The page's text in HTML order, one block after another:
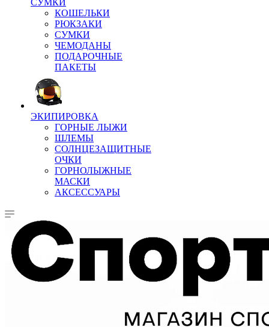
СУМКИ
КОШЕЛЬКИ
РЮКЗАКИ
СУМКИ
ЧЕМОДАНЫ
ПОДАРОЧНЫЕ
ПАКЕТЫ
ЭКИПИРОВКА
ГОРНЫЕ ЛЫЖИ
ШЛЕМЫ
СОЛНЦЕЗАЩИТНЫЕ
ОЧКИ
ГОРНОЛЫЖНЫЕ
МАСКИ
АКСЕССУАРЫ